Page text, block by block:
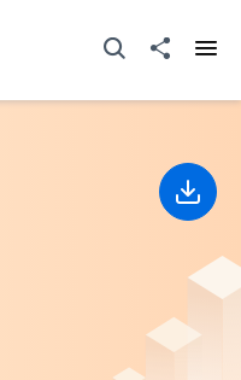
打开搜寻器分享至
下载